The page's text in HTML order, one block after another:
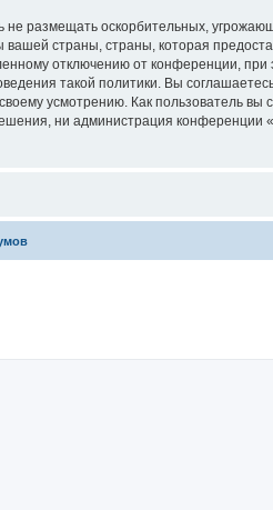
не размещать оскорбительных,
вашей страны, страны, которая
отключению от конференции, при
такой политики. Вы
усмотрению. Как пользователь
ни администрация конференции